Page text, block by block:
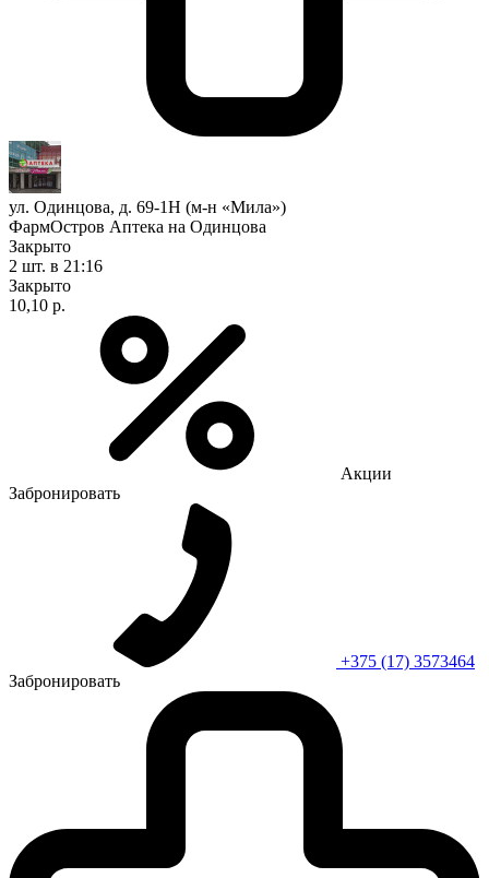
ул. Одинцова, д. 69-1Н (м-н «Мила»)
ФармОстров Аптека на Одинцова
Закрыто
2 шт. в 21:16
Закрыто
10,10 р.
Акции
Забронировать
+375 (17) 3573464
Забронировать